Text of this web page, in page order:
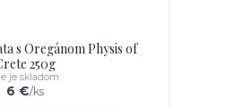
s Oregánom Physis of
250g
6 €/ks
je skladom